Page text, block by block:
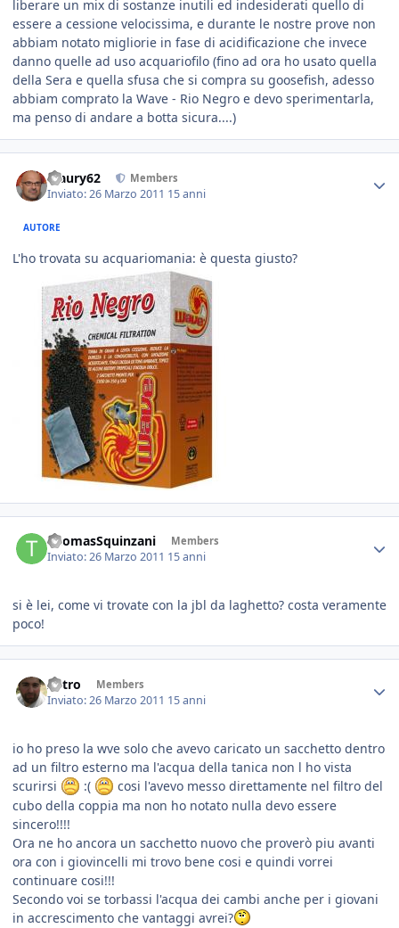
liberare un mix di sostanze inutili ed indesiderati quello di
essere a cessione velocissima, e durante le nostre prove non
abbiam notato migliorie in fase di acidificazione che invece
danno quelle ad uso acquariofilo (fino ad ora ho usato quella
della Sera e quella sfusa che si compra su goosefish, adesso
abbiam comprato la Wave - Rio Negro e devo sperimentarla,
ma penso di andare a botta sicura....)
Maury62 Members
Inviato:26 Marzo 2011 15 anni
AUTORE
L'ho trovata su acquariomania: è questa giusto?
ThomasSquinzani Members
Inviato:26 Marzo 2011 15 anni
si è lei, come vi trovate con la jbl da laghetto? costa veramente
poco!
Astro Members
Inviato:26 Marzo 2011 15 anni
io ho preso la wve solo che avevo caricato un sacchetto dentro
ad un filtro esterno ma l'acqua della tanica non l ho vista
scurirsi
:(
cosi l'avevo messo direttamente nel filtro del
cubo della coppia ma non ho notato nulla devo essere
sincero!!!!
Ora ne ho ancora un sacchetto nuovo che proverò piu avanti
ora con i giovincelli mi trovo bene cosi e quindi vorrei
continuare cosi!!!
Secondo voi se torbassi l'acqua dei cambi anche per i giovani
in accrescimento che vantaggi avrei?